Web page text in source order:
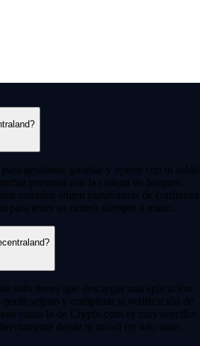
gestionar, guardar y operar con tu saldo
personal con la cadena de bloques.
usuarios eligen plataformas de confianza
para tener su cartera siempre a mano.
solo tienes que descargar una aplicación
perfil seguro y completar la verificación de
como la de Crypto.com es muy sencillo:
desde tu móvil en solo unos